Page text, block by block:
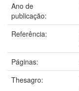
Ano de
publicação:
Referência:
Páginas:
Thesagro: